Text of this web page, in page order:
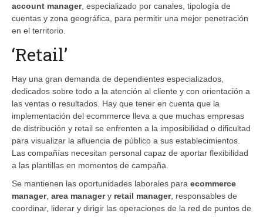
account manager, especializado por canales, tipología de
cuentas y zona geográfica, para permitir una mejor penetración
en el territorio.
‘Retail’
Hay una gran demanda de dependientes especializados,
dedicados sobre todo a la atención al cliente y con orientación a
las ventas o resultados. Hay que tener en cuenta que la
implementación del ecommerce lleva a que muchas empresas
de distribución y retail se enfrenten a la imposibilidad o dificultad
para visualizar la afluencia de público a sus establecimientos.
Las compañías necesitan personal capaz de aportar flexibilidad
a las plantillas en momentos de campaña.
Se mantienen las oportunidades laborales para ecommerce
manager, area managery retail manager, responsables de
coordinar, liderar y dirigir las operaciones de la red de puntos de